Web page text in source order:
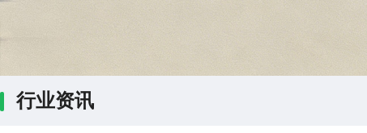
行业资讯